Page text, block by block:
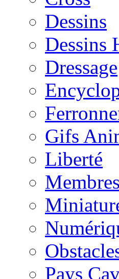
Dessins
Dessins
Dressage
Gifs
Liberté
Pays